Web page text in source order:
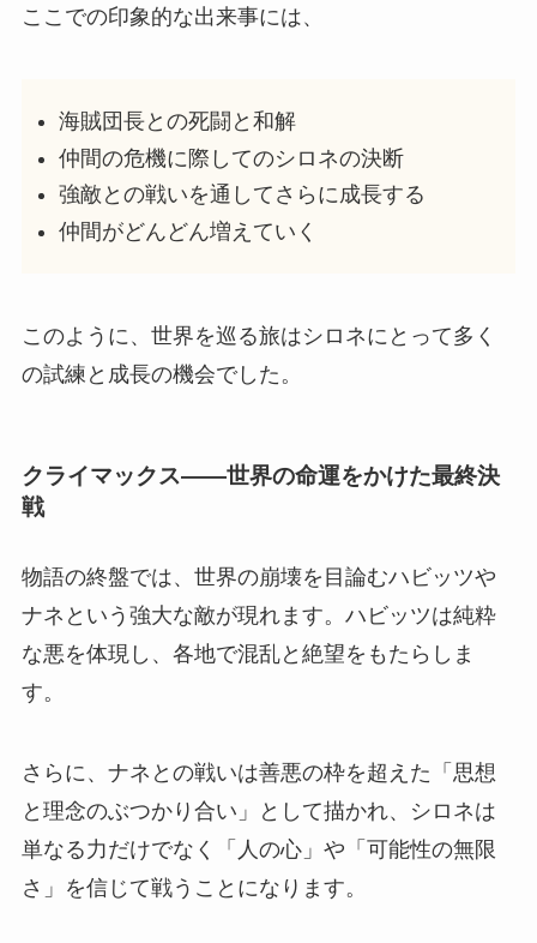
ここでの印象的な出来事には、
海賊団長との死闘と和解
仲間の危機に際してのシロネの決断
強敵との戦いを通してさらに成長する
仲間がどんどん増えていく
このように、世界を巡る旅はシロネにとって多く
の試練と成長の機会でした。
クライマックス――世界の命運をかけた最終決
戦
物語の終盤では、世界の崩壊を目論むハビッツや
ナネという強大な敵が現れます。ハビッツは純粋
な悪を体現し、各地で混乱と絶望をもたらしま
す。
さらに、ナネとの戦いは善悪の枠を超えた「思想
と理念のぶつかり合い」として描かれ、シロネは
単なる力だけでなく「人の心」や「可能性の無限
さ」を信じて戦うことになります。